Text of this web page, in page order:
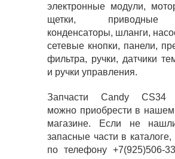
электронные модули,
щетки, приводные
конденсаторы, шланги,
сетевые кнопки, панели,
фильтра, ручки, датчики
и ручки управления.
Запчасти Candy CS34
можно приобрести в нашем
магазине. Если не
запасные части в каталоге,
по телефону +7(925)506-